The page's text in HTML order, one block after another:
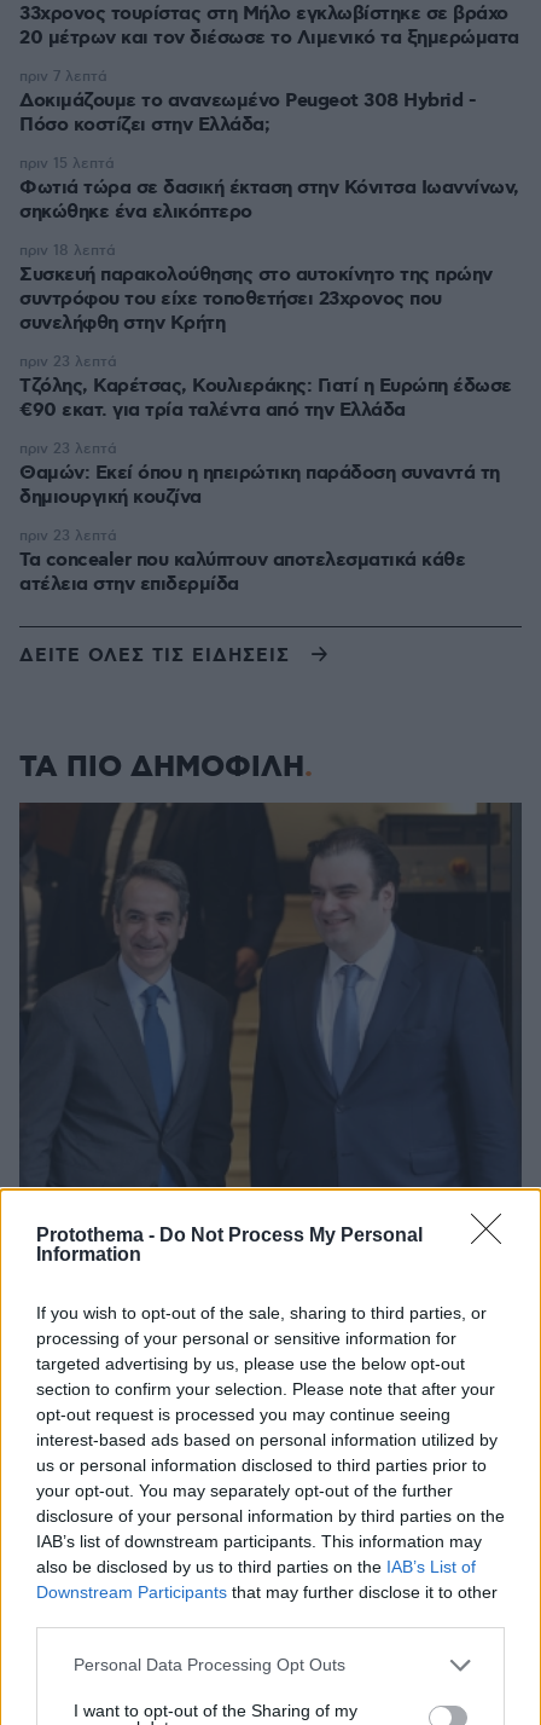
Protothema - Do Not Process My Personal
Information
If you wish to opt-out of the sale, sharing to third parties, or
processing of your personal or sensitive information for
targeted advertising by us, please use the below opt-out
section to confirm your selection. Please note that after your
opt-out request is processed you may continue seeing
interest-based ads based on personal information utilized by
us or personal information disclosed to third parties prior to
your opt-out. You may separately opt-out of the further
disclosure of your personal information by third parties on the
IAB’s list of downstream participants. This information may
also be disclosed by us to third parties on the IAB’s List of
Downstream Participants that may further disclose it to other
Please note that this website/app uses one or more Google
not limited to your visit or usage behaviour. You may click to
Personal Data Processing Opt Outs
I want to opt-out of the Sharing of my
33χρονος τουρίστας στη Μήλο εγκλωβίστηκε σε βράχο
20 μέτρων και τον διέσωσε το Λιμενικό τα ξημερώματα
Δοκιμάζουμε το ανανεωμένο Peugeot 308 Hybrid -
Πόσο κοστίζει στην Ελλάδα;
πριν 7 λεπτά
Φωτιά τώρα σε δασική έκταση στην Κόνιτσα Ιωαννίνων,
σηκώθηκε ένα ελικόπτερο
πριν 15 λεπτά
Συσκευή παρακολούθησης στο αυτοκίνητο της πρώην
συντρόφου του είχε τοποθετήσει 23χρονος που
συνελήφθη στην Κρήτη
πριν 18 λεπτά
Τζόλης, Καρέτσας, Κουλιεράκης: Γιατί η Ευρώπη έδωσε
€90 εκατ. για τρία ταλέντα από την Ελλάδα
πριν 23 λεπτά
Θαμών: Εκεί όπου η ηπειρώτικη παράδοση συναντά τη
δημιουργική κουζίνα
πριν 23 λεπτά
Τα concealer που καλύπτουν αποτελεσματικά κάθε
ατέλεια στην επιδερμίδα
πριν 23 λεπτά
ΔΕΙΤΕ ΟΛΕΣ ΤΙΣ ΕΙΔΗΣΕΙΣ
ΤΑ ΠΙΟ ΔΗΜΟΦΙΛΗ
ΔΕΘ τετραετίας με μέτρα για όλους: Τι θα πει ο
Μητσοτάκης στη Θεσσαλονίκη για μισθούς,
συντάξεις, επιχειρήσεις, αγρότες και στεγαστικό
10.08.2026, 08:51